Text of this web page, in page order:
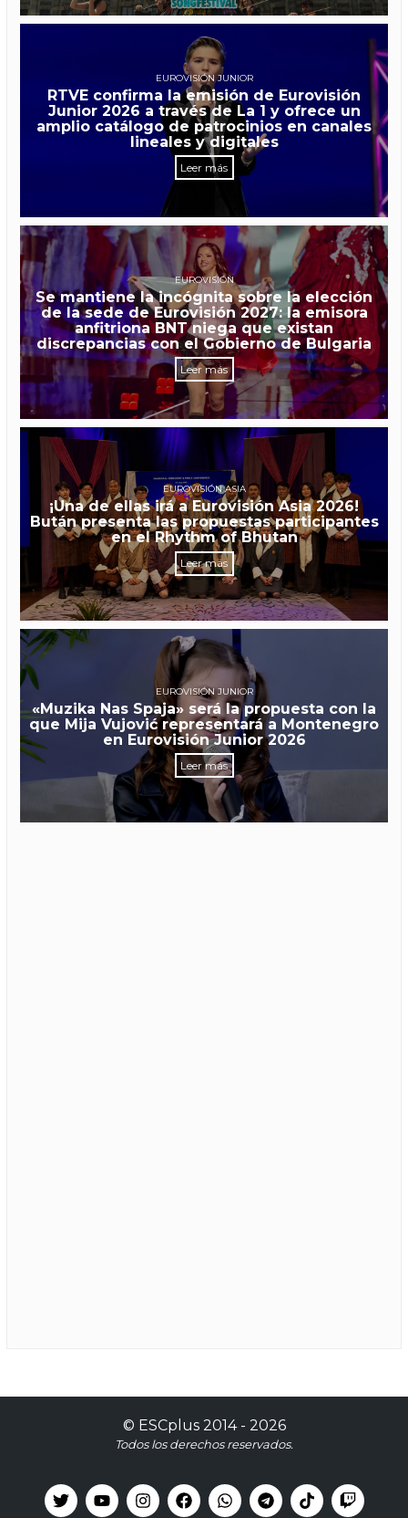
EUROVISIÓN JUNIOR
RTVE confirma la emisión de Eurovisión
Junior 2026 a través de La 1 y ofrece un
amplio catálogo de patrocinios en canales
lineales y digitales
Leer más
EUROVISIÓN
Se mantiene la incógnita sobre la elección
de la sede de Eurovisión 2027: la emisora
anfitriona BNT niega que existan
discrepancias con el Gobierno de Bulgaria
Leer más
EUROVISIÓN ASIA
¡Una de ellas irá a Eurovisión Asia 2026!
Bután presenta las propuestas participantes
en el Rhythm of Bhutan
Leer más
EUROVISIÓN JUNIOR
«Muzika Nas Spaja» será la propuesta con la
que Mija Vujović representará a Montenegro
en Eurovisión Junior 2026
Leer más
© ESCplus2014 - 2026
Todos los derechos reservados.